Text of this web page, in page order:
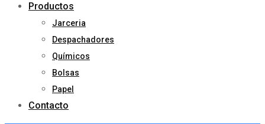
Productos
Jarceria
Despachadores
Químicos
Bolsas
Papel
Contacto